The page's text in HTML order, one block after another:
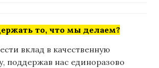
то, что мы делаем?
вклад в качественную
поддержав нас единоразово